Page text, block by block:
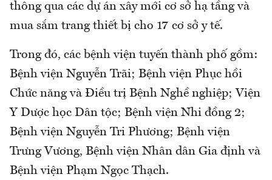
thông qua các dự án xây mới cơ sở hạ tầng và
mua sắm trang thiết bị cho 17 cơ sở y tế.
Trong đó, các bệnh viện tuyến thành phố gồm:
Bệnh viện Nguyễn Trãi; Bệnh viện Phục hồi
Chức năng và Điều trị Bệnh Nghề nghiệp; Viện
Y Dược học Dân tộc; Bệnh viện Nhi đồng 2;
Bệnh viện Nguyễn Tri Phương; Bệnh viện
Trưng Vương, Bệnh viện Nhân dân Gia định và
Bệnh viện Phạm Ngọc Thạch.